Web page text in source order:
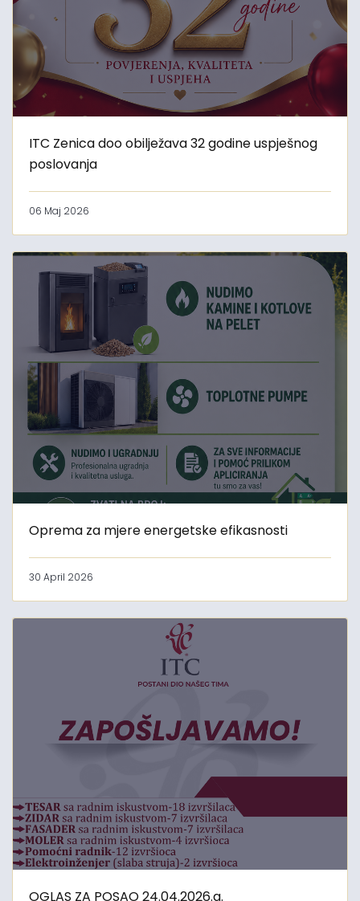
ITC Zenica doo obilježava 32 godine uspješnog
poslovanja
06 Maj 2026
Oprema za mjere energetske efikasnosti
30 April 2026
OGLAS ZA POSAO 24.04.2026.g.